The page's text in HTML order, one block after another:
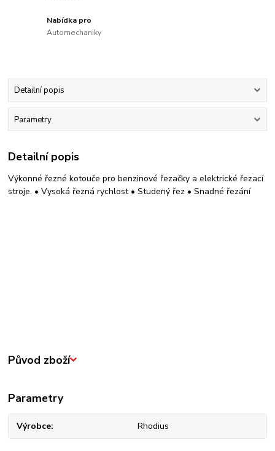
Nabídka pro
Automechaniky
Detailní popis
Parametry
Detailní popis
Výkonné řezné kotouče pro benzinové řezačky a elektrické řezací
stroje. • Vysoká řezná rychlost • Studený řez • Snadné řezání
Původ zboží
Parametry
Výrobce Rhodius